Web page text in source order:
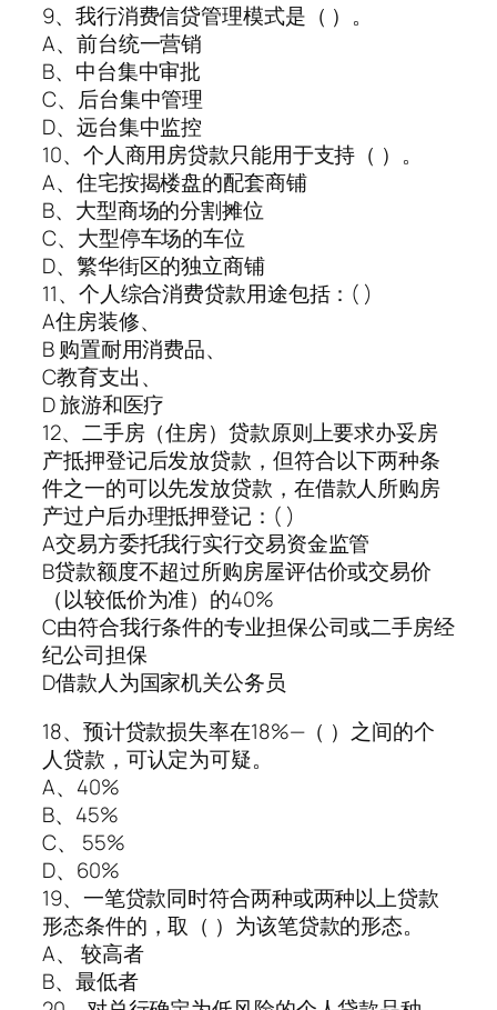
9、我行消费信贷管理模式是（ ）。
A、前台统一营销
B、中台集中审批
C、后台集中管理
D、远台集中监控
10、个人商用房贷款只能用于支持（ ）。
A、住宅按揭楼盘的配套商铺
B、大型商场的分割摊位
C、大型停车场的车位
D、繁华街区的独立商铺
11、个人综合消费贷款用途包括：( )
A住房装修、
B 购置耐用消费品、
C教育支出、
D 旅游和医疗
12、二手房（住房）贷款原则上要求办妥房
产抵押登记后发放贷款，但符合以下两种条
件之一的可以先发放贷款，在借款人所购房
产过户后办理抵押登记：( )
A交易方委托我行实行交易资金监管
B贷款额度不超过所购房屋评估价或交易价
（以较低价为准）的40%
C由符合我行条件的专业担保公司或二手房经
纪公司担保
D借款人为国家机关公务员
18、预计贷款损失率在18%—（ ）之间的个
人贷款，可认定为可疑。
A、40%
B、45%
C、 55%
D、60%
19、一笔贷款同时符合两种或两种以上贷款
形态条件的，取（ ）为该笔贷款的形态。
A、 较高者
B、最低者